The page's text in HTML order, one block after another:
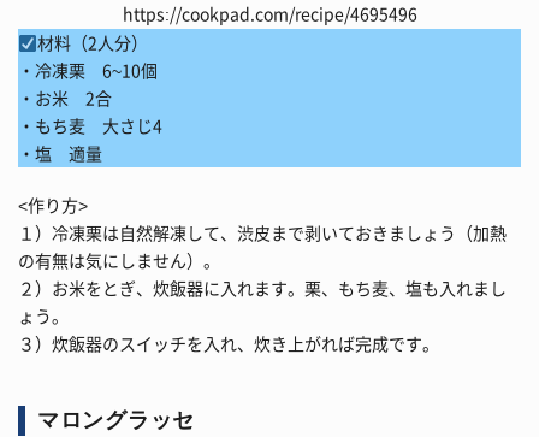
https://cookpad.com/recipe/4695496
材料（2人分）
・冷凍栗 6~10個
・お米 2合
・もち麦 大さじ4
・塩 適量
<作り方>
１）冷凍栗は自然解凍して、渋皮まで剥いておきましょう（加熱
の有無は気にしません）。
２）お米をとぎ、炊飯器に入れます。栗、もち麦、塩も入れまし
ょう。
３）炊飯器のスイッチを入れ、炊き上がれば完成です。
マロングラッセ